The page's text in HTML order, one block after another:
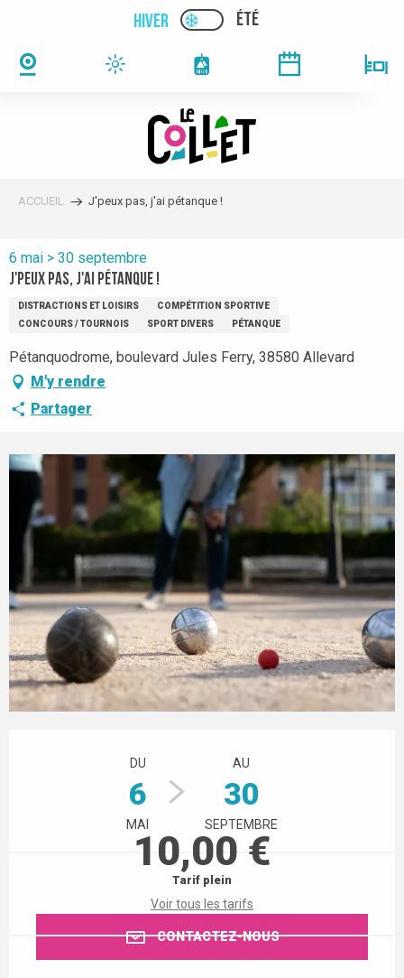
contenu
principal
PAGE D’ACCUEIL ACTUELLE HIVER :
HIVER PAGE D’ACCUEIL
ÉTÉ
ACCUEIL J'peux pas, j'ai pétanque !
6 mai > 30 septembre
J'peux pas, j'ai pétanque !
DISTRACTIONS ET LOISIRS
COMPÉTITION SPORTIVE
CONCOURS / TOURNOIS
SPORT DIVERS PÉTANQUE
Pétanquodrome, boulevard Jules Ferry, 38580 Allevard
M'y rendre
Partager
DU
6
MAI
AU
30
SEPTEMBRE
10,00 €
Tarif plein
Voir tous les tarifs
CONTACTEZ-NOUS